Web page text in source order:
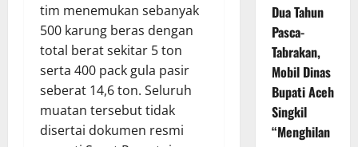
tim menemukan sebanyak
500 karung beras dengan
total berat sekitar 5 ton
serta 400 pack gula pasir
seberat 14,6 ton. Seluruh
muatan tersebut tidak
disertai dokumen resmi
Dua Tahun
Pasca-
Tabrakan,
Mobil Dinas
Bupati Aceh
Singkil
“Menghilan